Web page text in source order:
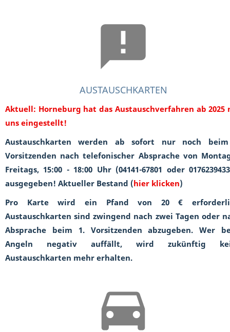
AUSTAUSCHKARTEN
Aktuell: Horneburg hat das Austauschverfahren ab 2025
uns eingestellt!
Austauschkarten werden ab sofort nur noch
Vorsitzenden nach telefonischer Absprache von
Freitags, 15:00 - 18:00 Uhr (04141-67801 oder
ausgegeben! Aktueller Bestand (hier klicken)
Pro Karte wird ein Pfand von 20 €
Austauschkarten sind zwingend nach zwei Tagen oder
Absprache beim 1. Vorsitzenden abzugeben. Wer
Angeln negativ auffällt, wird zukünftig
Austauschkarten mehr erhalten.